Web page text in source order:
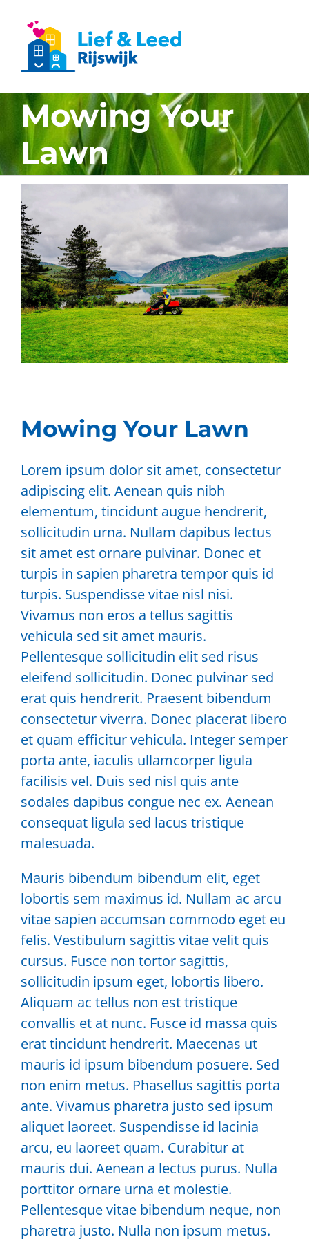
naar
inhoud
Mowing Your
Lawn
Mowing Your Lawn
Lorem ipsum dolor sit amet, consectetur
adipiscing elit. Aenean quis nibh
elementum, tincidunt augue hendrerit,
sollicitudin urna. Nullam dapibus lectus
sit amet est ornare pulvinar. Donec et
turpis in sapien pharetra tempor quis id
turpis. Suspendisse vitae nisl nisi.
Vivamus non eros a tellus sagittis
vehicula sed sit amet mauris.
Pellentesque sollicitudin elit sed risus
eleifend sollicitudin. Donec pulvinar sed
erat quis hendrerit. Praesent bibendum
consectetur viverra. Donec placerat libero
et quam efficitur vehicula. Integer semper
porta ante, iaculis ullamcorper ligula
facilisis vel. Duis sed nisl quis ante
sodales dapibus congue nec ex. Aenean
consequat ligula sed lacus tristique
malesuada.
Mauris bibendum bibendum elit, eget
lobortis sem maximus id. Nullam ac arcu
vitae sapien accumsan commodo eget eu
felis. Vestibulum sagittis vitae velit quis
cursus. Fusce non tortor sagittis,
sollicitudin ipsum eget, lobortis libero.
Aliquam ac tellus non est tristique
convallis et at nunc. Fusce id massa quis
erat tincidunt hendrerit. Maecenas ut
mauris id ipsum bibendum posuere. Sed
non enim metus. Phasellus sagittis porta
ante. Vivamus pharetra justo sed ipsum
aliquet laoreet. Suspendisse id lacinia
arcu, eu laoreet quam. Curabitur at
mauris dui. Aenean a lectus purus. Nulla
porttitor ornare urna et molestie.
Pellentesque vitae bibendum neque, non
pharetra justo. Nulla non ipsum metus.